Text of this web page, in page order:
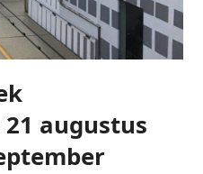
augustus